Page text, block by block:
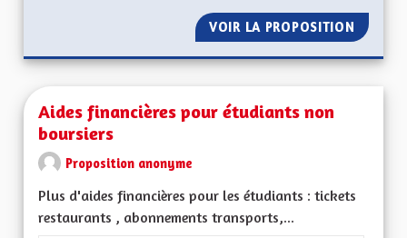
VOIR LA PROPOSITION
Aides financières pour étudiants non
boursiers
Proposition anonyme
Plus d'aides financières pour les étudiants : tickets
restaurants , abonnements transports,...